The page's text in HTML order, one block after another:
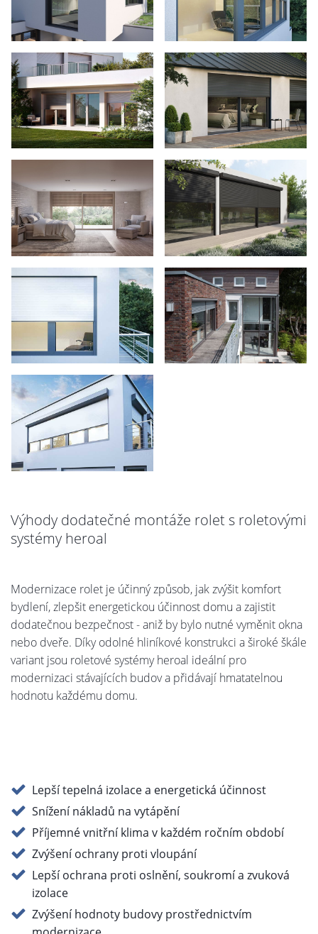
Výhody dodatečné montáže rolet s roletovými
systémy heroal
Modernizace rolet je účinný způsob, jak zvýšit komfort
bydlení, zlepšit energetickou účinnost domu a zajistit
dodatečnou bezpečnost - aniž by bylo nutné vyměnit okna
nebo dveře. Díky odolné hliníkové konstrukci a široké škále
variant jsou roletové systémy heroal ideální pro
modernizaci stávajících budov a přidávají hmatatelnou
hodnotu každému domu.
Lepší tepelná izolace a energetická účinnost
Snížení nákladů na vytápění
Příjemné vnitřní klima v každém ročním období
Zvýšení ochrany proti vloupání
Lepší ochrana proti oslnění, soukromí a zvuková
izolace
Zvýšení hodnoty budovy prostřednictvím